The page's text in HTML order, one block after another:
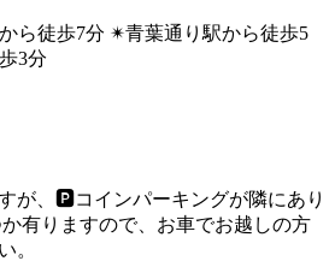
ら徒歩7分 ✴︎青葉通り駅から徒歩5
3分
が、🅿︎コインパーキングが隣にあり
有りますので、お車でお越しの方
い。